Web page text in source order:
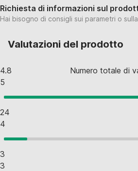
Richiesta di informazioni sul
Hai bisogno di consigli sui parametri o
Valutazioni del prodotto
4.8 Numero totale di
5
24
4
3
3